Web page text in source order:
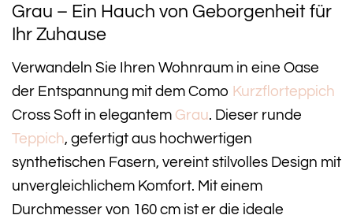
Grau – Ein Hauch von Geborgenheit für
Ihr Zuhause
Verwandeln Sie Ihren Wohnraum in eine Oase
der Entspannung mit dem Como Kurzflorteppich
Cross Soft in elegantem Grau. Dieser runde
Teppich, gefertigt aus hochwertigen
synthetischen Fasern, vereint stilvolles Design mit
unvergleichlichem Komfort. Mit einem
Durchmesser von 160 cm ist er die ideale